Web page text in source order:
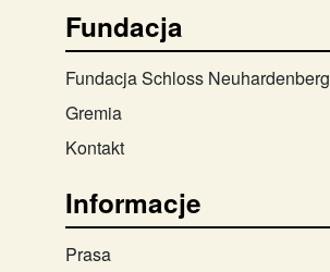
Fundacja
Fundacja Schloss Neuhardenberg
Gremia
Kontakt
Informacje
Prasa